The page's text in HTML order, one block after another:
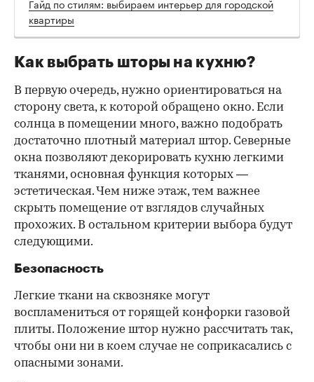
Гайд по стилям: выбираем интерьер для городской
квартиры
Как выбрать шторы на кухню?
В первую очередь, нужно ориентироваться на
сторону света, к которой обращено окно. Если
солнца в помещении много, важно подобрать
достаточно плотный материал штор. Северные
окна позволяют декорировать кухню легкими
тканями, основная функция которых —
эстетическая. Чем ниже этаж, тем важнее
скрыть помещение от взглядов случайных
прохожих. В остальном критерии выбора будут
следующими.
Безопасность
Легкие ткани на сквозняке могут
воспламениться от горящей конфорки газовой
плиты. Положение штор нужно рассчитать так,
чтобы они ни в коем случае не соприкасались с
опасными зонами.